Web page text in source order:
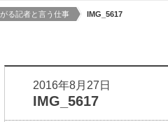
る記者と言う仕事 IMG_5617
2016年8月27日
IMG_5617